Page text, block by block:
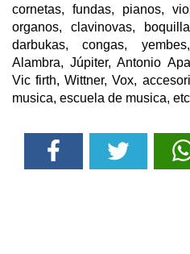
cornetas, fundas, pianos,
organos, clavinovas,
darbukas, congas,
Alambra, Júpiter, Antonio
Vic firth, Wittner, Vox,
musica, escuela de musica,